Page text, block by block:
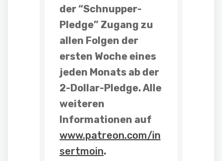
der “Schnupper-
Pledge” Zugang zu
allen Folgen der
ersten Woche eines
jeden Monats ab der
2-Dollar-Pledge. Alle
weiteren
Informationen auf
www.patreon.com/in
sertmoin.